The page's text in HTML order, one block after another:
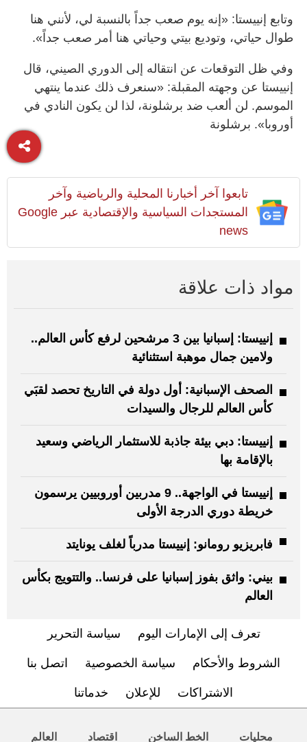
وتابع إنييستا: «إنه يوم صعب جداً بالنسبة لي، لأنني هنا
طوال حياتي، وتوديع بيتي وحياتي هنا أمر صعب جداً».
وفي ظل التوقعات عن انتقاله إلى الدوري الصيني، قال
إنييستا عن وجهته المقبلة: «سنعرف ذلك عندما ينتهي
الموسم. لن ألعب ضد برشلونة، لذا لن يكون النادي في
أوروبا». برشلونة
تابعوا آخر أخبارنا المحلية والرياضية وآخر
المستجدات السياسية والإقتصادية عبر Google
news
مواد ذات علاقة
إنييستا: إسبانيا بين 3 مرشحين لرفع كأس العالم..
ولامين جمال موهبة استثنائية
الصحف الإسبانية: أول دولة في التاريخ تحصد لقبَي
كأس العالم للرجال والسيدات
إنييستا: دبي بيئة جاذبة للاستثمار الرياضي وسعيد
بالإقامة بها
إنييستا في الواجهة.. 9 مدربين أوروبيين يرسمون
خريطة دوري الدرجة الأولى
فابريزيو رومانو: إنييستا مدرباً لغلف يونايتد
بيني: واثق بفوز إسبانيا على فرنسا.. والتتويج بكأس
العالم
تعرف إلى الإمارات اليوم سياسة التحرير
الشروط والأحكام سياسة الخصوصية اتصل بنا
الاشتراكات للإعلان خدماتنا
محليات الخط الساخن اقتصاد العالم